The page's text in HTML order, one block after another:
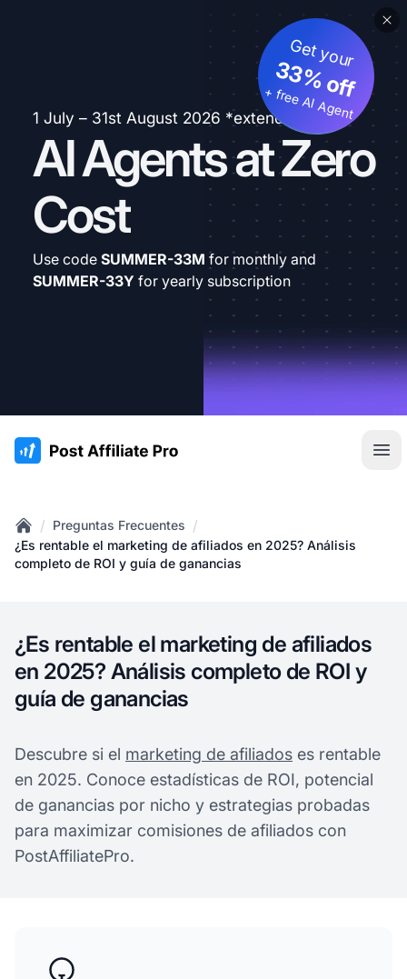
1 July – 31st August 2026 *extended
AI Agents at Zero
Cost
Get your
33% off
+ free AI Agent
Use code SUMMER-33M for monthly and
SUMMER-33Y for yearly subscription
:site.title
Home
/ Preguntas Frecuentes /
¿Es rentable el marketing de afiliados en 2025? Análisis
completo de ROI y guía de ganancias
¿Es rentable el marketing de afiliados
en 2025? Análisis completo de ROI y
guía de ganancias
Descubre si el marketing de afiliados es rentable
en 2025. Conoce estadísticas de ROI, potencial
de ganancias por nicho y estrategias probadas
para maximizar comisiones de afiliados con
PostAffiliatePro.